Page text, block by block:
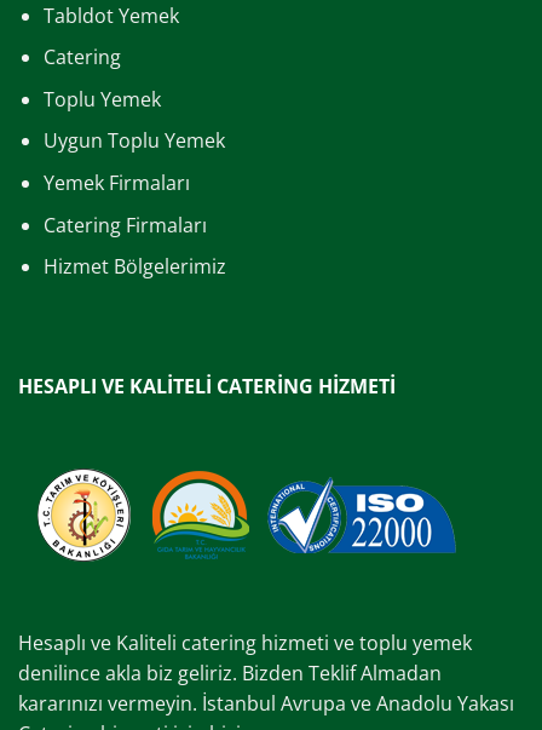
Tabldot Yemek
Catering
Toplu Yemek
Uygun Toplu Yemek
Yemek Firmaları
Catering Firmaları
Hizmet Bölgelerimiz
HESAPLI VE KALİTELİ CATERİNG HİZMETİ
Hesaplı ve Kaliteli catering hizmeti ve toplu yemek
denilince akla biz geliriz. Bizden Teklif Almadan
kararınızı vermeyin. İstanbul Avrupa ve Anadolu Yakası